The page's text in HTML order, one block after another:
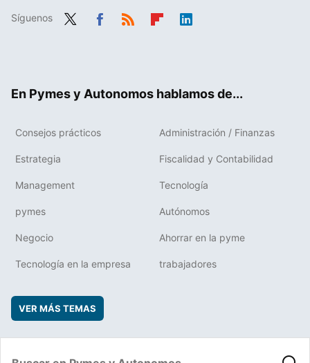
Síguenos
En Pymes y Autonomos hablamos de...
Consejos prácticos Administración / Finanzas
Estrategia Fiscalidad y Contabilidad
Management Tecnología
pymes Autónomos
Negocio Ahorrar en la pyme
Tecnología en la empresa trabajadores
VER MÁS TEMAS